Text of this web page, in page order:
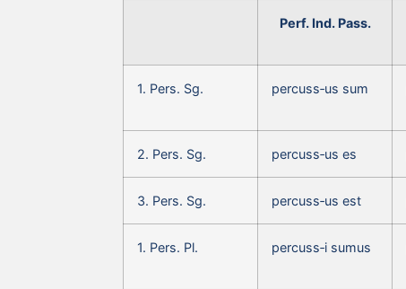
Perf. Ind. Pass.
1. Pers. Sg. percuss‑us sum
2. Pers. Sg. percuss‑us es
3. Pers. Sg. percuss‑us est
1. Pers. Pl. percuss‑i sumus